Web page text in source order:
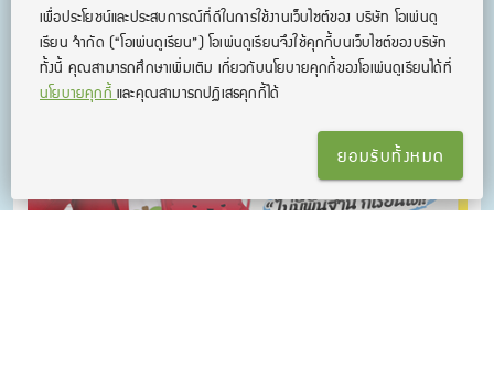
เพื่อประโยชน์และประสบการณ์ที่ดีในการใช้งานเว็บไซต์ของ บริษัท โอเพ่นดู
เรียน จํากัด (“โอเพ่นดูเรียน”)โอเพ่นดูเรียนจึงใช้คุกกี้บนเว็บไซต์ของบริษัท
ทั้งนี้ คุณสามารถศึกษาเพิ่มเติม เกี่ยวกับนโยบายคุกกี้ของโอเพ่นดูเรียนได้ที่
นโยบายคุกกี้และคุณสามารถปฏิเสธคุกกี้ได้
ยอมรับทั้งหมด